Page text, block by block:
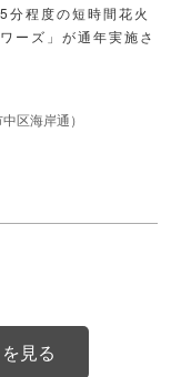
分程度の短時間花火
ーズ」が通年実施さ
区海岸通）
見る